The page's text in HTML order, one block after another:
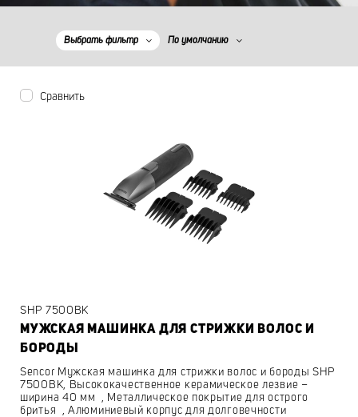
Выбрать фильтр По умолчанию
Сравнить
SHP 7500BK
МУЖСКАЯ МАШИНКА ДЛЯ СТРИЖКИ ВОЛОС И
БОРОДЫ
Sencor Мужская машинка для стрижки волос и бороды SHP
7500BK, Высококачественное керамическое лезвие –
ширина 40 мм , Металлическое покрытие для острого
бритья , Алюминиевый корпус для долговечности